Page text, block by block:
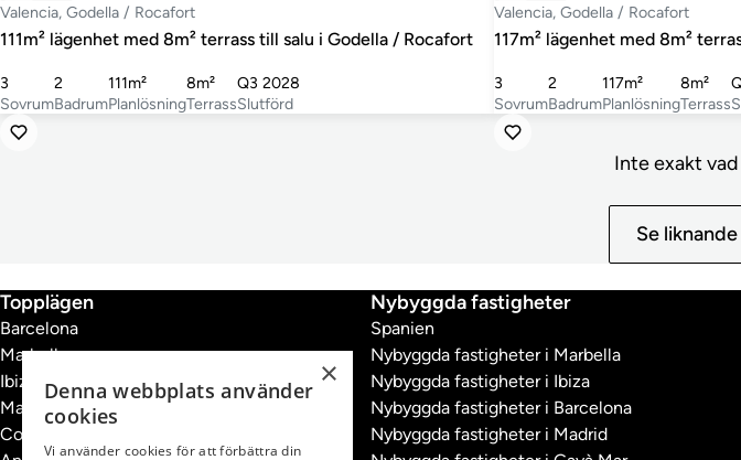
Valencia, Godella / Rocafort
111m² lägenhet med 8m² terrass till salu i Godella / Rocafort
Sovrum
3
Badrum
2
Planlösning
111m²
Terrass
8m²
Slutförd
Q3 2028
Valencia, Godella / Rocafort
117m² lägenhet med 8m²
Sovrum
3
Badrum
2
Planlösning
117m²
Terrass
8m²
Inte exakt
Se
Topplägen
Barcelona
Marbella
Ibiza
Madrid
Costa Brava
Nybyggda fastigheter
Spanien
Nybyggda fastigheter i Marbella
Nybyggda fastigheter i Ibiza
Nybyggda fastigheter i Barcelona
Nybyggda fastigheter i Madrid
×
Denna webbplats använder
cookies
Vi använder cookies för att förbättra din